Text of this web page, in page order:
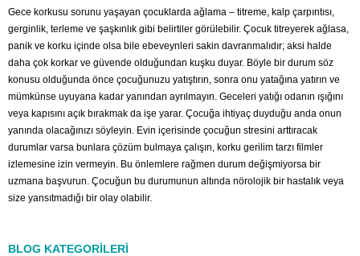
Gece korkusu sorunu yaşayan çocuklarda ağlama – titreme, kalp çarpıntısı,
gerginlik, terleme ve şaşkınlık gibi belirtiler görülebilir. Çocuk titreyerek ağlasa,
panik ve korku içinde olsa bile ebeveynleri sakin davranmalıdır; aksi halde
daha çok korkar ve güvende olduğundan kuşku duyar. Böyle bir durum söz
konusu olduğunda önce çocuğunuzu yatıştırın, sonra onu yatağına yatırın ve
mümkünse uyuyana kadar yanından ayrılmayın. Geceleri yatığı odanın ışığını
veya kapısını açık bırakmak da işe yarar. Çocuğa ihtiyaç duyduğu anda onun
yanında olacağınızı söyleyin. Evin içerisinde çocuğun stresini arttıracak
durumlar varsa bunlara çözüm bulmaya çalışın, korku gerilim tarzı filmler
izlemesine izin vermeyin. Bu önlemlere rağmen durum değişmiyorsa bir
uzmana başvurun. Çocuğun bu durumunun altında nörolojik bir hastalık veya
size yansıtmadığı bir olay olabilir.
BLOG KATEGORİLERİ